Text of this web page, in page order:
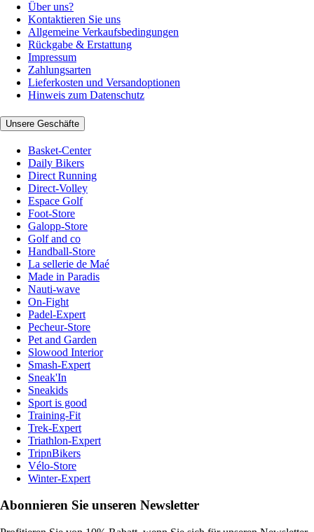
Über uns?
Kontaktieren Sie uns
Allgemeine Verkaufsbedingungen
Rückgabe & Erstattung
Impressum
Zahlungsarten
Lieferkosten und Versandoptionen
Hinweis zum Datenschutz
Unsere Geschäfte
Basket-Center
Daily Bikers
Direct Running
Direct-Volley
Espace Golf
Foot-Store
Galopp-Store
Golf and co
Handball-Store
La sellerie de Maé
Made in Paradis
Nauti-wave
On-Fight
Padel-Expert
Pecheur-Store
Pet and Garden
Slowood Interior
Smash-Expert
Sneak'In
Sneakids
Sport is good
Training-Fit
Trek-Expert
Triathlon-Expert
TripnBikers
Vélo-Store
Winter-Expert
Abonnieren Sie unseren Newsletter